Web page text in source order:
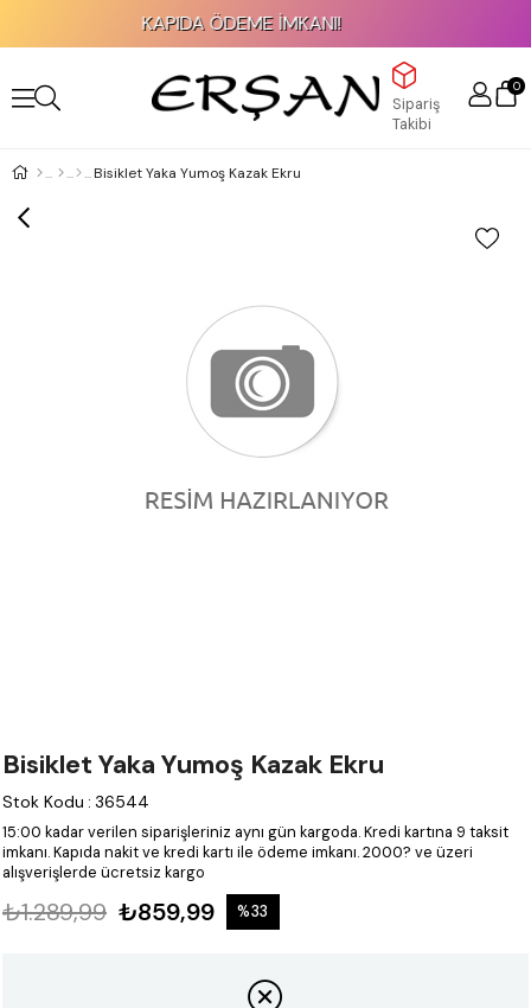
KAPIDA ÖDEME İMKANI!
Sipariş
Takibi
0
Bisiklet Yaka Yumoş Kazak Ekru
Bisiklet Yaka Yumoş Kazak Ekru
Stok Kodu : 36544
15:00 kadar verilen siparişleriniz aynı gün kargoda.Kredi kartına 9 taksit
imkanı.Kapıda nakit ve kredi kartı ile ödeme imkanı.2000? ve üzeri
alışverişlerde ücretsiz kargo
₺1.289,99 ₺859,99 %33